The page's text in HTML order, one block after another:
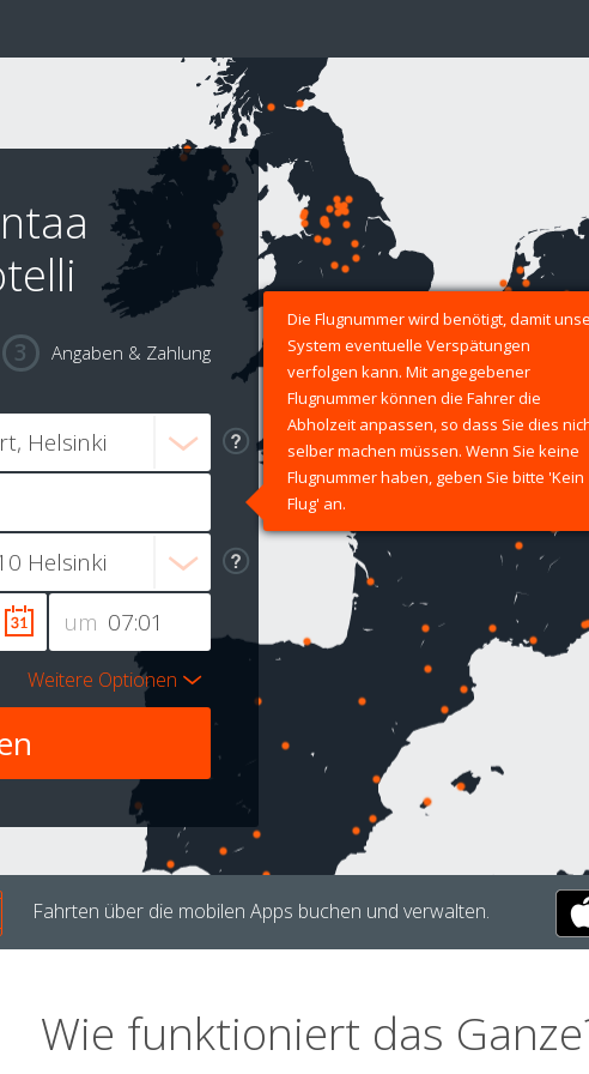
Angaben & Zahlung
Die Flugnummer wird benötigt, damit
System eventuelle Verspätungen
verfolgen kann. Mit angegebener
Flugnummer können die Fahrer die
Abholzeit anpassen, so dass Sie dies
selber machen müssen. Wenn Sie keine
Flugnummer haben, geben Sie bitte 'Kein
Flug' an.
um
Weitere Optionen
Fahrten über die mobilen Apps buchen und verwalten.
Wie funktioniert das